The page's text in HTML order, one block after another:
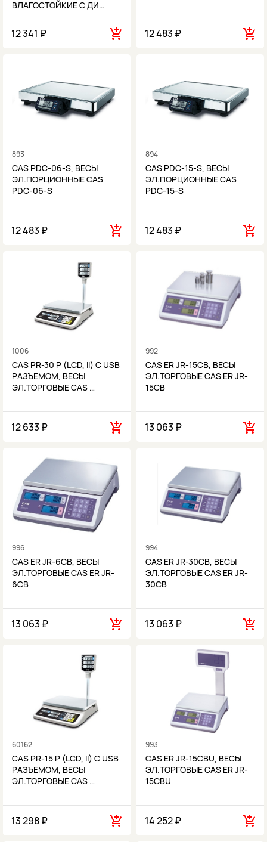
ВЛАГОСТОЙКИЕ С ДИ…
12 341 ₽ 12 483 ₽
893
CAS PDC-06-S, ВЕСЫ
ЭЛ.ПОРЦИОННЫЕ CAS
PDC-06-S
12 483 ₽
894
CAS PDC-15-S, ВЕСЫ
ЭЛ.ПОРЦИОННЫЕ CAS
PDC-15-S
12 483 ₽
1006
CAS PR-30 P (LCD, II) С USB
РАЗЪЕМОМ, ВЕСЫ
ЭЛ.ТОРГОВЫЕ CAS …
12 633 ₽
992
CAS ER JR-15CB, ВЕСЫ
ЭЛ.ТОРГОВЫЕ CAS ER JR-
15CB
13 063 ₽
996
CAS ER JR-6CB, ВЕСЫ
ЭЛ.ТОРГОВЫЕ CAS ER JR-
6CB
13 063 ₽
994
CAS ER JR-30CB, ВЕСЫ
ЭЛ.ТОРГОВЫЕ CAS ER JR-
30CB
13 063 ₽
60162
CAS PR-15 P (LCD, II) С USB
РАЗЪЕМОМ, ВЕСЫ
ЭЛ.ТОРГОВЫЕ CAS …
13 298 ₽
993
CAS ER JR-15CBU, ВЕСЫ
ЭЛ.ТОРГОВЫЕ CAS ER JR-
15CBU
14 252 ₽